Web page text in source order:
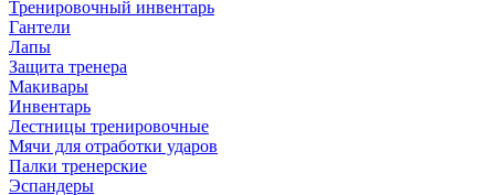
Тренировочный инвентарь
Гантели
Лапы
Защита тренера
Макивары
Инвентарь
Лестницы тренировочные
Мячи для отработки ударов
Палки тренерские
Эспандеры